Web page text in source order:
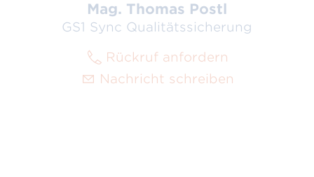
Mag. Thomas Postl
GS1 Sync Qualitätssicherung
Rückruf anfordern
Nachricht schreiben